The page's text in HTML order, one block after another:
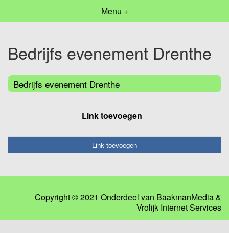
Menu +
Bedrijfs evenement Drenthe
Bedrijfs evenement Drenthe
Link toevoegen
Link toevoegen
Copyright © 2021 Onderdeel van BaakmanMedia&
Vrolijk Internet Services